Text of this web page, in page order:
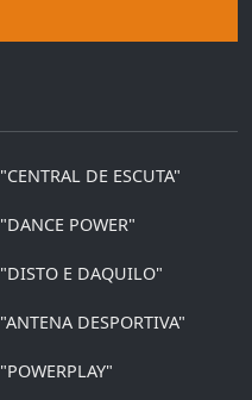
"CENTRAL DE ESCUTA"
"DANCE POWER"
"DISTO E DAQUILO"
"ANTENA DESPORTIVA"
"POWERPLAY"